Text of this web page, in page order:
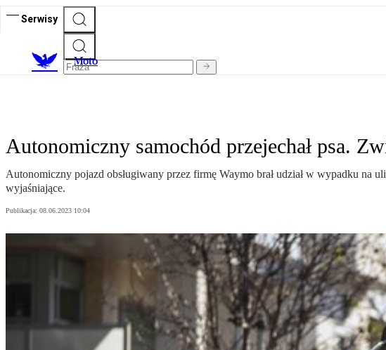
Serwisy
Moto
Autonomiczny samochód przejechał psa.
Autonomiczny pojazd obsługiwany przez firmę Waymo brał udział w wypadku na
wyjaśniające.
Publikacja: 08.06.2023 10:04